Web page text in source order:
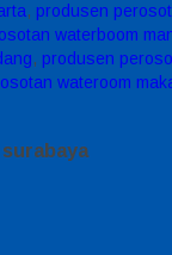
, produsen
waterboom
, produsen
wateroom